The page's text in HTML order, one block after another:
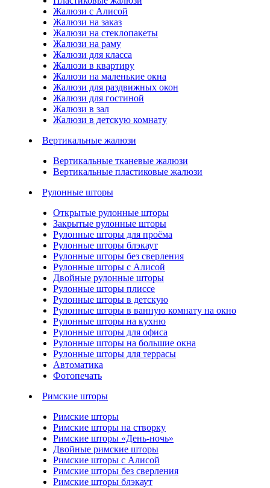
Жалюзи с Алисой
Жалюзи на заказ
Жалюзи на стеклопакеты
Жалюзи на раму
Жалюзи для класса
Жалюзи в квартиру
Жалюзи на маленькие окна
Жалюзи для раздвижных окон
Жалюзи для гостиной
Жалюзи в зал
Жалюзи в детскую комнату
Вертикальные жалюзи
Вертикальные тканевые жалюзи
Вертикальные пластиковые жалюзи
Рулонные шторы
Открытые рулонные шторы
Закрытые рулонные шторы
Рулонные шторы для проёма
Рулонные шторы блэкаут
Рулонные шторы без сверления
Рулонные шторы с Алисой
Двойные рулонные шторы
Рулонные шторы плиссе
Рулонные шторы в детскую
Рулонные шторы в ванную комнату на окно
Рулонные шторы на кухню
Рулонные шторы для офиса
Рулонные шторы на большие окна
Рулонные шторы для террасы
Автоматика
Фотопечать
Римские шторы
Римские шторы
Римские шторы на створку
Римские шторы «День-ночь»
Двойные римские шторы
Римские шторы с Алисой
Римские шторы без сверления
Римские шторы блэкаут